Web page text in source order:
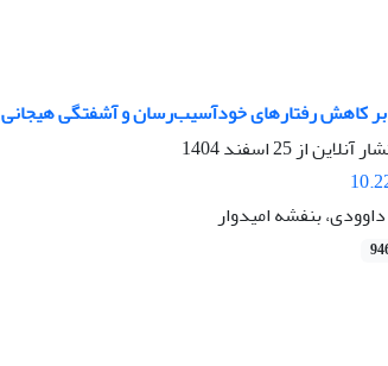
کاهش رفتارهای خودآسیب‌رسان و آشفتگی هیجانی
آنلاین از25 اسفند 1404
بنفشه امیدوار